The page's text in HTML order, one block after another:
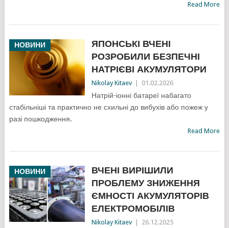
Read More
НОВИНИ
ЯПОНСЬКІ ВЧЕНІ
РОЗРОБИЛИ БЕЗПЕЧНІ
НАТРІЄВІ АКУМУЛЯТОРИ
Nikolay Kitaev 01.02.2026
Натрій-іонні батареї набагато
стабільніші та практично не схильні до вибухів або пожеж у
разі пошкодження.
Read More
НОВИНИ
ВЧЕНІ ВИРІШИЛИ
ПРОБЛЕМУ ЗНИЖЕННЯ
ЄМНОСТІ АКУМУЛЯТОРІВ
ЕЛЕКТРОМОБІЛІВ
Nikolay Kitaev 26.12.2025